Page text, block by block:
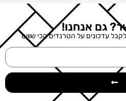
גם אנחנו!
עדכונים על הטרנדים הכי שווים